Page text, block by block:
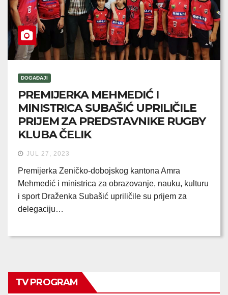
DOGAĐAJI
PREMIJERKA MEHMEDIĆ I
MINISTRICA SUBAŠIĆ UPRILIČILE
PRIJEM ZA PREDSTAVNIKE RUGBY
KLUBA ČELIK
JUL 27, 2023
Premijerka Zeničko-dobojskog kantona Amra
Mehmedić i ministrica za obrazovanje, nauku, kulturu
i sport Draženka Subašić upriličile su prijem za
delegaciju…
TV PROGRAM